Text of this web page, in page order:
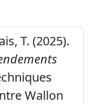
T. (2025).
Wallon